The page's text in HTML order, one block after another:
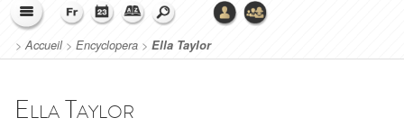
>Accueil> Encyclopera > Ella Taylor
Ella Taylor